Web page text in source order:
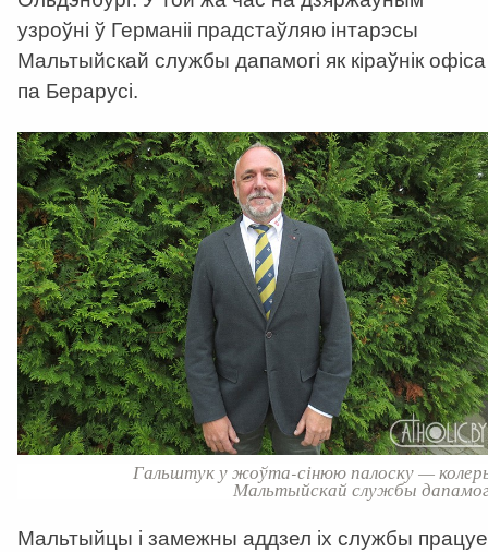
узроўні ў Германіі прадстаўляю інтарэсы
Мальтыйскай службы дапамогі як кіраўнік офіса
па Берарусі.
Гальштук у жоўта-сінюю палоску —
Мальтыйскай службы
Мальтыйцы і замежны аддзел іх службы працуе